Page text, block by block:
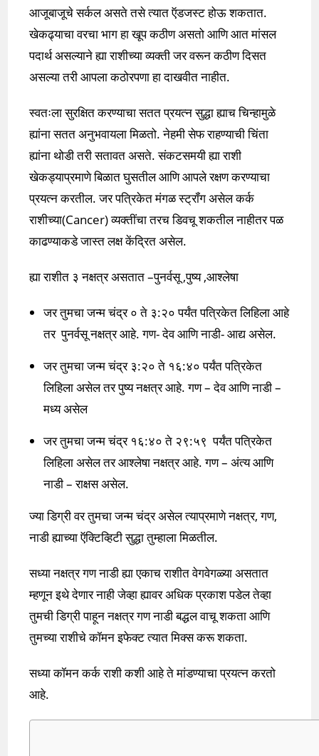
आजूबाजूचे सर्कल असते तसे त्यात ऍडजस्ट होऊ शकतात.
खेकढ्याचा वरचा भाग हा खूप कठीण असतो आणि आत मांसल
पदार्थ असल्याने ह्या राशीच्या व्यक्ती जर वरून कठीण दिसत
असल्या तरी आपला कठोरपणा हा दाखवीत नाहीत.
स्वतःला सुरक्षित करण्याचा सतत प्रयत्न सुद्धा ह्याच चिन्हामुळे
ह्यांना सतत अनुभवायला मिळतो. नेहमी सेफ राहण्याची चिंता
ह्यांना थोडी तरी सतावत असते. संकटसमयी ह्या राशी
खेकड्याप्रमाणे बिळात घुसतील आणि आपले रक्षण करण्याचा
प्रयत्न करतील. जर पत्रिकेत मंगळ स्ट्रॉंग असेल कर्क
राशीच्या(Cancer) व्यक्तींचा तरच डिवचू शकतील नाहीतर पळ
काढण्याकडे जास्त लक्ष केंद्रित असेल.
ह्या राशीत ३ नक्षत्र असतात –पुनर्वसू ,पुष्य ,आश्लेषा
जर तुमचा जन्म चंद्र ० ते ३:२० पर्यंत पत्रिकेत लिहिला आहे
तर पुनर्वसू नक्षत्र आहे. गण- देव आणि नाडी- आद्य असेल.
जर तुमचा जन्म चंद्र ३:२० ते १६:४० पर्यंत पत्रिकेत
लिहिला असेल तर पुष्य नक्षत्र आहे. गण – देव आणि नाडी –
मध्य असेल
जर तुमचा जन्म चंद्र १६:४० ते २९:५९ पर्यंत पत्रिकेत
लिहिला असेल तर आश्लेषा नक्षत्र आहे. गण – अंत्य आणि
नाडी – राक्षस असेल.
ज्या डिग्री वर तुमचा जन्म चंद्र असेल त्याप्रमाणे नक्षत्र, गण,
नाडी ह्याच्या ऍक्टिव्हिटी सुद्धा तुम्हाला मिळतील.
सध्या नक्षत्र गण नाडी ह्या एकाच राशीत वेगवेगळ्या असतात
म्हणून इथे देणार नाही जेव्हा ह्यावर अधिक प्रकाश पडेल तेव्हा
तुमची डिग्री पाहून नक्षत्र गण नाडी बद्धल वाचू शकता आणि
तुमच्या राशीचे कॉमन इफेक्ट त्यात मिक्स करू शकता.
सध्या कॉमन कर्क राशी कशी आहे ते मांडण्याचा प्रयत्न करतो
आहे.